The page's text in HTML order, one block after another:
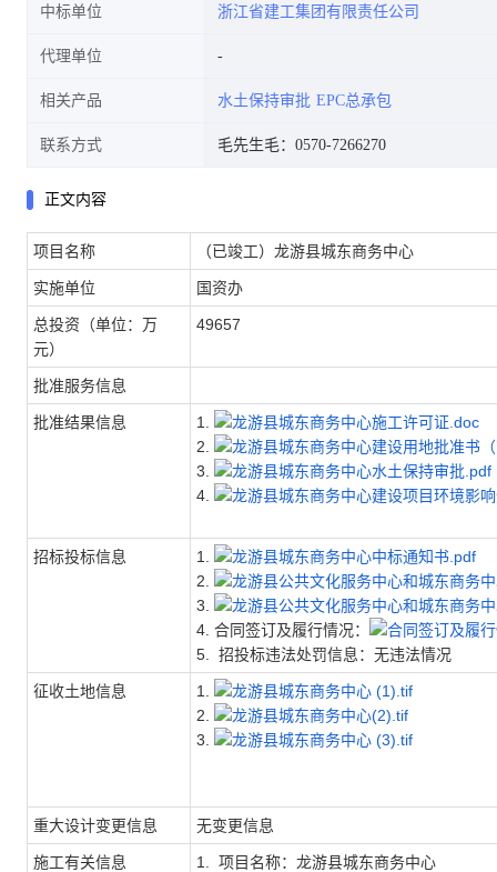
中标单位 浙江省建工集团有限责任公司
代理单位
相关产品 水土保持审批 EPC总承包
联系方式 毛先生毛：0570-7266270
正文内容
项目名称 （已竣工）龙游县城东商务中心
实施单位 国资办
总投资（单位：万
元）
49657
批准服务信息
批准结果信息 1.
龙游县城东商务中心施工许可证.doc
2.
龙游县城东商务中心建设用地批准书
3.
龙游县城东商务中心水土保持审批.pdf
4.
龙游县城东商务中心建设项目环境影
招标投标信息 1.
龙游县城东商务中心中标通知书.pdf
2.
龙游县公共文化服务中心和城东商务
3.
龙游县公共文化服务中心和城东商务
4. 合同签订及履行情况：
合同签订及履
5. 招投标违法处罚信息：无违法情况
征收土地信息 1.
龙游县城东商务中心 (1).tif
2.
龙游县城东商务中心(2).tif
3.
龙游县城东商务中心 (3).tif
重大设计变更信息 无变更信息
施工有关信息
1. 项目名称：龙游县城东商务中心